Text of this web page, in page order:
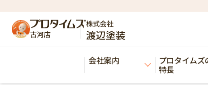
古河店
株式会社
渡辺塗装
会社案内 プロタイムズ
特長
HOME>ブログ>完工いたしました！
ブログ